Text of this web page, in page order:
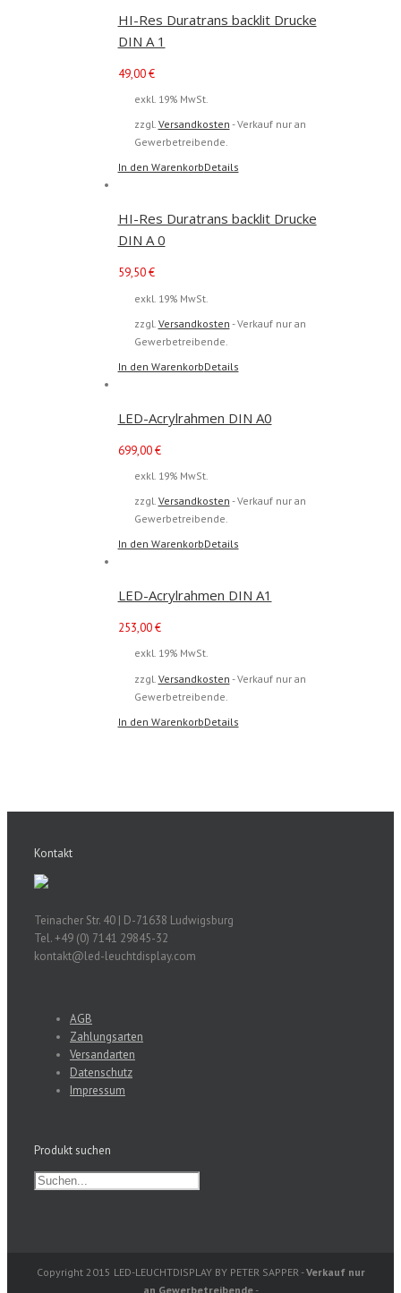
HI-Res Duratrans backlit Drucke
DIN A 1
49,00€
exkl. 19% MwSt.
zzgl. Versandkosten - Verkauf nur an
Gewerbetreibende.
In den WarenkorbDetails
HI-Res Duratrans backlit Drucke
DIN A 0
59,50€
exkl. 19% MwSt.
zzgl. Versandkosten - Verkauf nur an
Gewerbetreibende.
In den WarenkorbDetails
LED-Acrylrahmen DIN A0
699,00€
exkl. 19% MwSt.
zzgl. Versandkosten - Verkauf nur an
Gewerbetreibende.
In den WarenkorbDetails
LED-Acrylrahmen DIN A1
253,00€
exkl. 19% MwSt.
zzgl. Versandkosten - Verkauf nur an
Gewerbetreibende.
In den WarenkorbDetails
Kontakt
Teinacher Str. 40 | D-71638 Ludwigsburg
Tel. +49 (0) 7141 29845-32
kontakt@led-leuchtdisplay.com
AGB
Zahlungsarten
Versandarten
Datenschutz
Impressum
Produkt suchen
Copyright 2015 LED-LEUCHTDISPLAY BY PETER SAPPER -Verkauf nur
an Gewerbetreibende-